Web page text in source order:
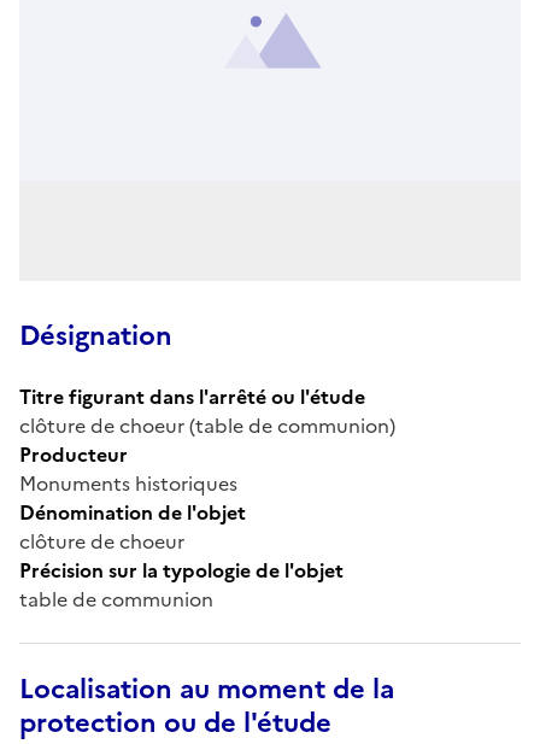
Désignation
Titre figurant dans l'arrêté ou l'étude
clôture de choeur (table de communion)
Producteur
Monuments historiques
Dénomination de l'objet
clôture de choeur
Précision sur la typologie de l'objet
table de communion
Localisation au moment de la
protection ou de l'étude